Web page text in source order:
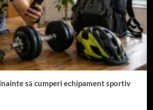
să cumperi echipament sportiv